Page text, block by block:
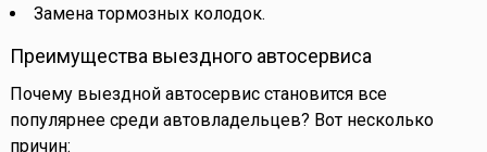
Замена тормозных колодок.
Преимущества выездного автосервиса
Почему выездной автосервис становится все
популярнее среди автовладельцев? Вот несколько
причин: